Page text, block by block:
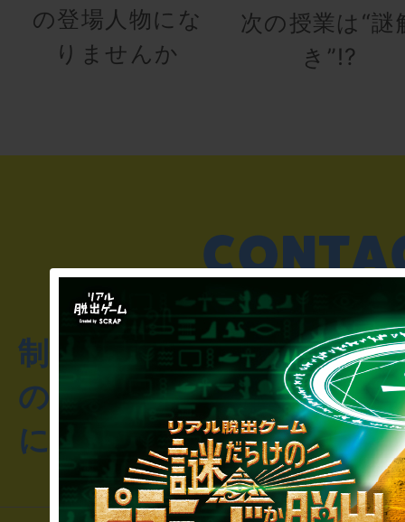
の登場人物にな
りませんか
次の授業は“謎
き”!?
制作のご相談・コラボレ
のお客様からのご質問や
にお問い合わせください